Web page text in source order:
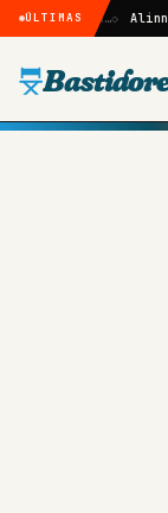
ÚLTIMASAlinne Rosa